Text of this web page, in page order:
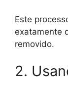
Este
exatamente
removido.
2.